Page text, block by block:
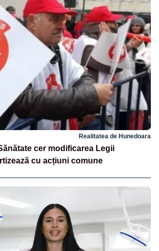
Realitatea de Hunedoara
cer modificarea Legii
cu acțiuni comune